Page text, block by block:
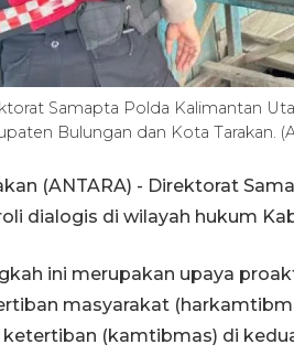
Samapta Polda Kalimantan
Bulungan dan Kota Tarakan.
(ANTARA) - Direktorat
dialogis di wilayah hukum
ini merupakan upaya
masyarakat
ketertiban (kamtibmas) di